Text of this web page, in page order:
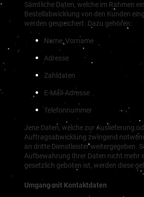
Sämtliche Daten, welche im Rahmen
Bestellabwicklung von den Kunden
werden gespeichert. Dazu gehören:
Name, Vorname
Adresse
Zahldaten
E-Mail-Adresse
Telefonnummer
Jene Daten, welche zur Auslieferung
Auftragsabwicklung zwingend
an dritte Dienstleister weitergegeben.
Aufbewahrung Ihrer Daten nicht mehr
gesetzlich geboten ist, werden diese
Umgang mit Kontaktdaten